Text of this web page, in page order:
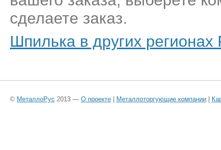
сделаете заказ.
Шпилька в других регионах
© МеталлоРус 2013 — О проекте | Металлоторгующие компании |